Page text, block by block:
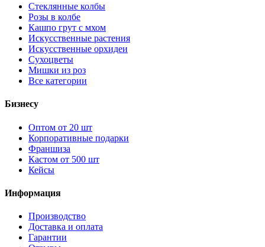
Стеклянные колбы
Розы в колбе
Кашпо грут с мхом
Искусственные растения
Искусственные орхидеи
Сухоцветы
Мишки из роз
Все категории
Бизнесу
Оптом от 20 шт
Корпоративные подарки
Франшиза
Кастом от 500 шт
Кейсы
Информация
Производство
Доставка и оплата
Гарантии